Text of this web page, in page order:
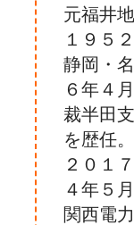
元福井
１９５
静岡・
６年４
裁半田
を歴任。
２０１
４年５
関西電